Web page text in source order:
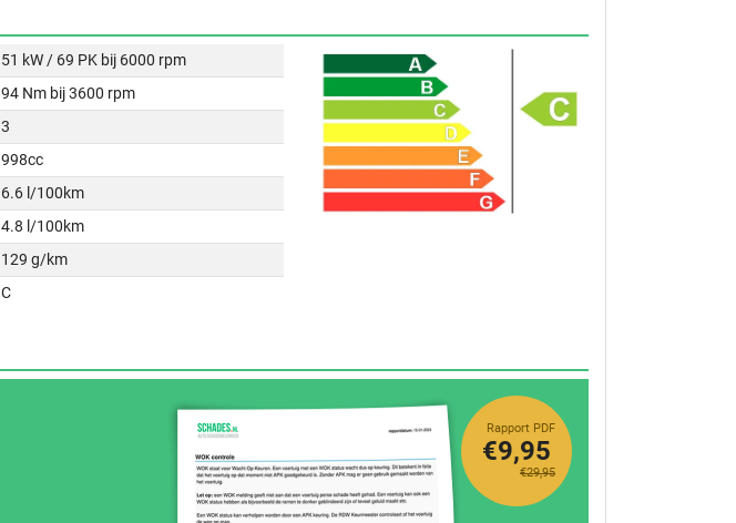
51 kW / 69 PK bij 6000 rpm
94 Nm bij 3600 rpm
3
998cc
6.6 l/100km
4.8 l/100km
129 g/km
C
Rapport PDF
€29,95
€9,95